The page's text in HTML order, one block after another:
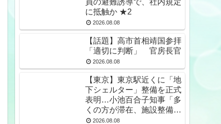
に抵触か ★2
2026.08.08
【話題】高市首相靖国参拝
「適切に判断」 官房長官
2026.08.08
【東京】東京駅近くに「地
下シェルター」整備を正式
表明…小池百合子知事「多
くの方が滞在、施設整備の
効果高い」 ★2
2026.08.08